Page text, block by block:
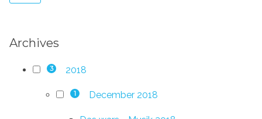
Archives
3 2018
1 December 2018